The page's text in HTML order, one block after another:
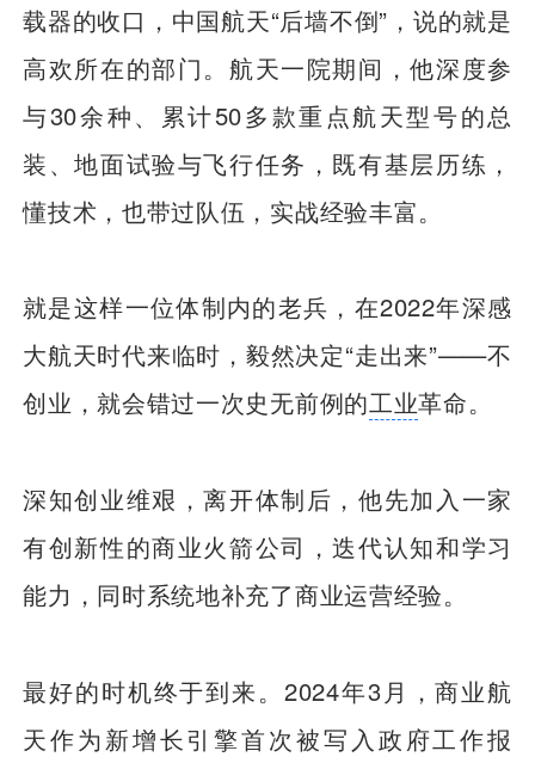
载器的收口，中国航天“后墙不倒”，说的就是
高欢所在的部门。航天一院期间，他深度参
与30余种、累计50多款重点航天型号的总
装、地面试验与飞行任务，既有基层历练，
懂技术，也带过队伍，实战经验丰富。
就是这样一位体制内的老兵，在2022年深感
大航天时代来临时，毅然决定“走出来”——不
创业，就会错过一次史无前例的工业革命。
深知创业维艰，离开体制后，他先加入一家
有创新性的商业火箭公司，迭代认知和学习
能力，同时系统地补充了商业运营经验。
最好的时机终于到来。2024年3月，商业航
天作为新增长引擎首次被写入政府工作报